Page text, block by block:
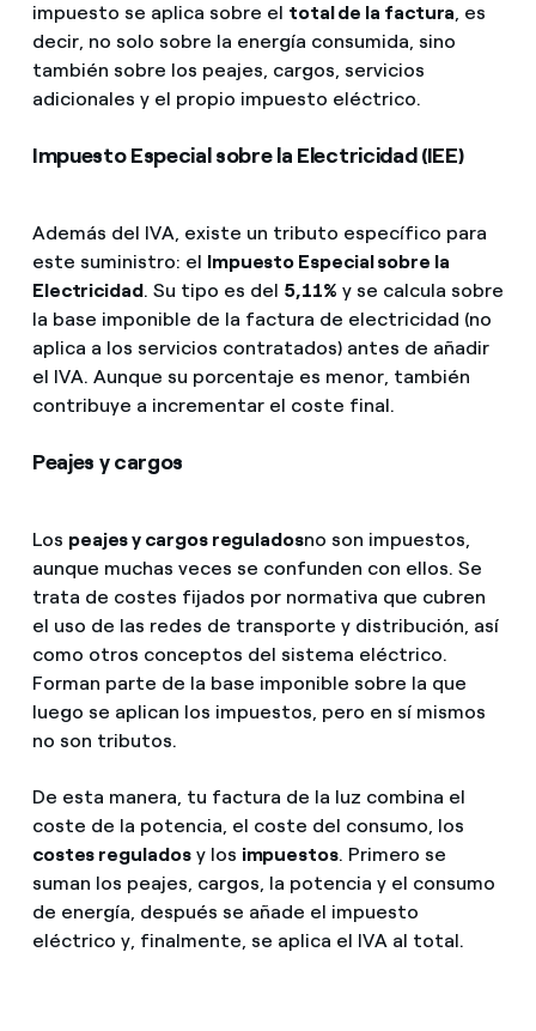
impuesto se aplica sobre el total de la factura, es
decir, no solo sobre la energía consumida, sino
también sobre los peajes, cargos, servicios
adicionales y el propio impuesto eléctrico.
Impuesto Especial sobre la Electricidad (IEE)
Además del IVA, existe un tributo específico para
este suministro: el Impuesto Especial sobre la
Electricidad. Su tipo es del 5,11% y se calcula sobre
la base imponible de la factura de electricidad (no
aplica a los servicios contratados) antes de añadir
el IVA. Aunque su porcentaje es menor, también
contribuye a incrementar el coste final.
Peajes y cargos
Los peajes y cargos reguladosno son impuestos,
aunque muchas veces se confunden con ellos. Se
trata de costes fijados por normativa que cubren
el uso de las redes de transporte y distribución, así
como otros conceptos del sistema eléctrico.
Forman parte de la base imponible sobre la que
luego se aplican los impuestos, pero en sí mismos
no son tributos.
De esta manera, tu factura de la luz combina el
coste de la potencia, el coste del consumo, los
costes reguladosy los impuestos. Primero se
suman los peajes, cargos, la potencia y el consumo
de energía, después se añade el impuesto
eléctrico y, finalmente, se aplica el IVA al total.